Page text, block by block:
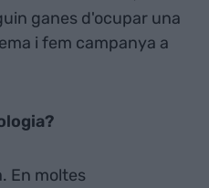
ganes d'ocupar una
i fem campanya a
En moltes